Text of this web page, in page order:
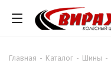
Главная - Каталог - Шины -